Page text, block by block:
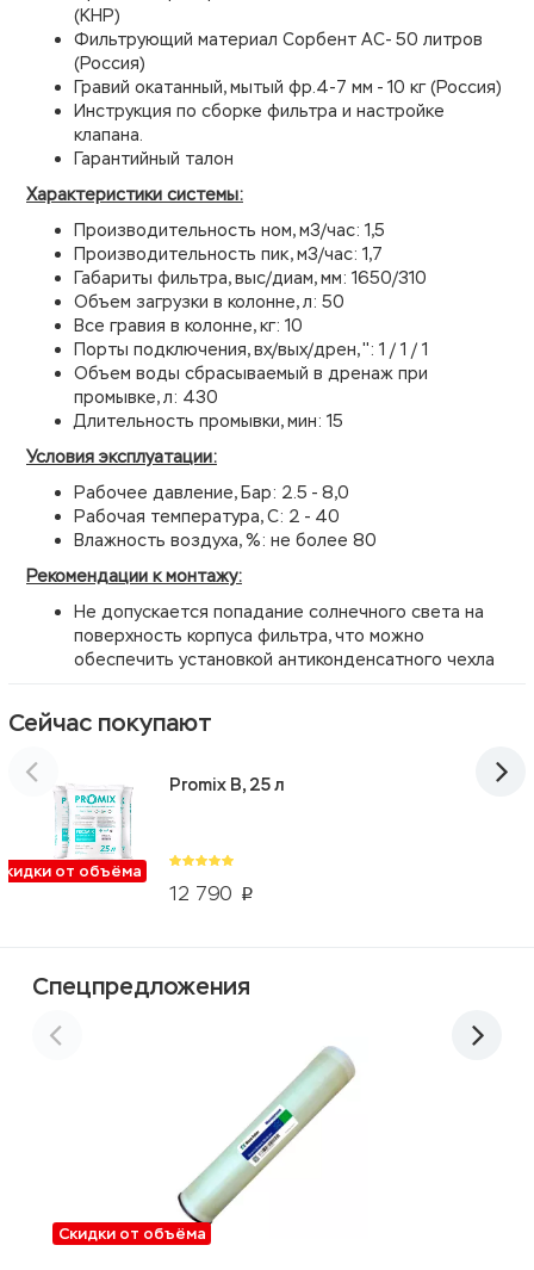
(КНР)
Фильтрующий материал Сорбент АС- 50 литров
(Россия)
Гравий окатанный, мытый фр.4-7 мм - 10 кг (Россия)
Инструкция по сборке фильтра и настройке
клапана.
Гарантийный талон
Характеристики системы:
Производительность ном, м3/час: 1,5
Производительность пик, м3/час: 1,7
Габариты фильтра, выс/диам, мм: 1650/310
Объем загрузки в колонне, л: 50
Все гравия в колонне, кг: 10
Порты подключения, вх/вых/дрен, '': 1 / 1 / 1
Объем воды сбрасываемый в дренаж при
промывке, л: 430
Длительность промывки, мин: 15
Условия эксплуатации:
Рабочее давление, Бар: 2.5 - 8,0
Рабочая температура, С: 2 - 40
Влажность воздуха, %: не более 80
Рекомендации к монтажу:
Не допускается попадание солнечного света на
поверхность корпуса фильтра, что можно
обеспечить установкой антиконденсатного чехла
Сейчас покупают
от объёма
12 790 p
Promix B, 25 л
Спецпредложения
Скидки от объёма